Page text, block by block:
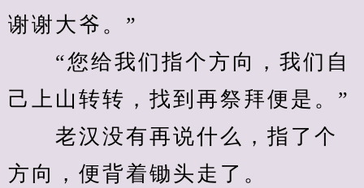
谢谢大爷。”
“您给我们指个方向，我们自
己上山转转，找到再祭拜便是。”
老汉没有再说什么，指了个
方向，便背着锄头走了。